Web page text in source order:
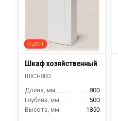
Шкаф хозяйственный
800
500
1850